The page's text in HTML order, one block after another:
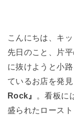
こんにちは、キッ
先日のこと、片
に抜けようと小
ているお店を発
Rock』
。看板に
盛られたロース